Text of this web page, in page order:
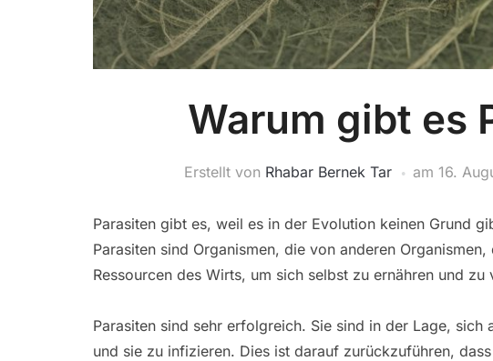
Warum gibt es
Erstellt von Rhabar Bernek Tar am 16.
Parasiten gibt es, weil es in der Evolution keinen Grund
Parasiten sind Organismen, die von anderen
Ressourcen des Wirts, um sich selbst zu ernähren und zu
Parasiten sind sehr erfolgreich. Sie sind in der Lage, sich
und sie zu infizieren. Dies ist darauf zurückzuführen,